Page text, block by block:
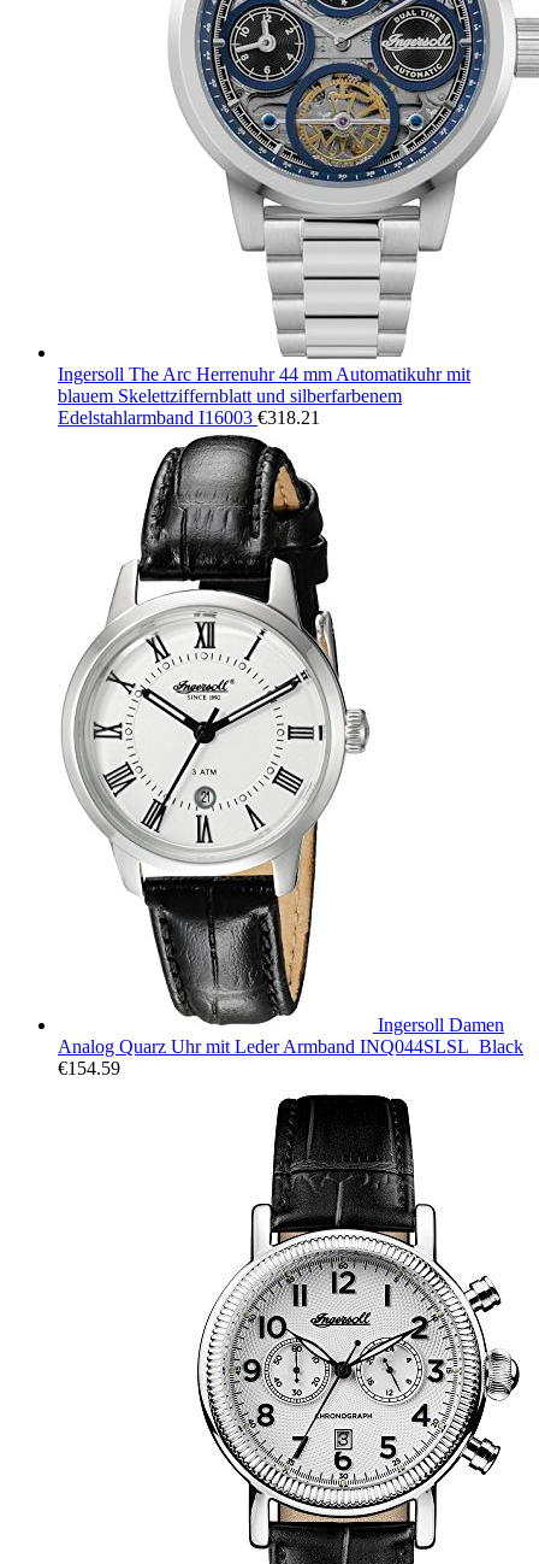
Ingersoll The Arc Herrenuhr 44 mm Automatikuhr mit
blauem Skelettziffernblatt und silberfarbenem
Edelstahlarmband I16003 €318.21
Ingersoll Damen
Analog Quarz Uhr mit Leder Armband INQ044SLSL_Black
€154.59